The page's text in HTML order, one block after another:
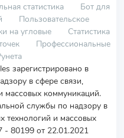
статистика
Бот для
Пользовательское
на угловые
Статистика
Профессиональные
зарегистрировано в
в сфере связи,
массовых коммуникаций.
службы по надзору в
технологий и массовых
80199 от 22.01.2021